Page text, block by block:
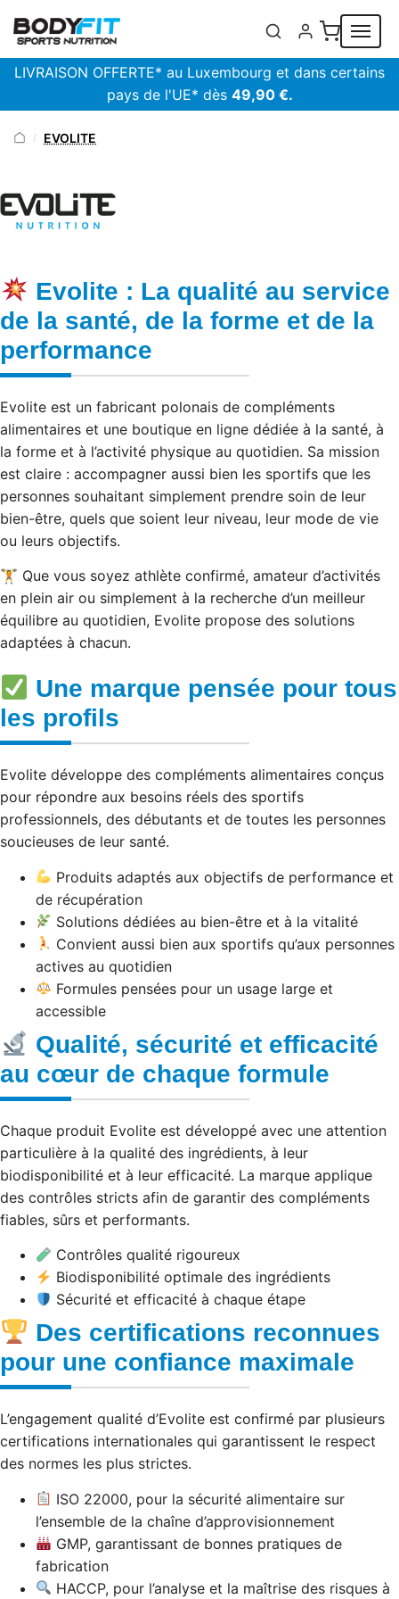
LIVRAISON OFFERTE* au Luxembourg et dans certains
pays de l'UE* dès 49,90 €.
/ EVOLITE
Evolite : La qualité au service
de la santé, de la forme et de la
performance
Evolite est un fabricant polonais de compléments
alimentaires et une boutique en ligne dédiée à la santé, à
la forme et à l’activité physique au quotidien. Sa mission
est claire : accompagner aussi bien les sportifs que les
personnes souhaitant simplement prendre soin de leur
bien-être, quels que soient leur niveau, leur mode de vie
ou leurs objectifs.
🏋️ Que vous soyez athlète confirmé, amateur d’activités
en plein air ou simplement à la recherche d’un meilleur
équilibre au quotidien, Evolite propose des solutions
adaptées à chacun.
Une marque pensée pour tous
les profils
Evolite développe des compléments alimentaires conçus
pour répondre aux besoins réels des sportifs
professionnels, des débutants et de toutes les personnes
soucieuses de leur santé.
Produits adaptés aux objectifs de performance et
de récupération
Solutions dédiées au bien-être et à la vitalité
Convient aussi bien aux sportifs qu’aux personnes
actives au quotidien
Formules pensées pour un usage large et
accessible
Qualité, sécurité et efficacité
au cœur de chaque formule
Chaque produit Evolite est développé avec une attention
particulière à la qualité des ingrédients, à leur
biodisponibilité et à leur efficacité. La marque applique
des contrôles stricts afin de garantir des compléments
fiables, sûrs et performants.
Contrôles qualité rigoureux
Biodisponibilité optimale des ingrédients
Sécurité et efficacité à chaque étape
Des certifications reconnues
pour une confiance maximale
L’engagement qualité d’Evolite est confirmé par plusieurs
certifications internationales qui garantissent le respect
des normes les plus strictes.
ISO 22000, pour la sécurité alimentaire sur
l’ensemble de la chaîne d’approvisionnement
GMP, garantissant de bonnes pratiques de
fabrication
HACCP, pour l’analyse et la maîtrise des risques à